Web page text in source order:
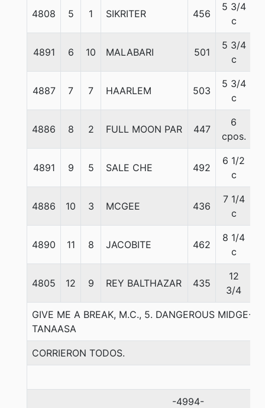
4808 5 1 SIKRITER 456
5 3/4
c
4891 6 10 MALABARI 501
5 3/4
c
4887 7 7 HAARLEM 503
5 3/4
c
4886 8 2 FULL MOON PAR 447
6
cpos.
4891 9 5 SALE CHE 492
6 1/2
c
4886 10 3 MCGEE 436
7 1/4
c
4890 11 8 JACOBITE 462
8 1/4
c
4805 12 9 REY BALTHAZAR 435
12
3/4
GIVE ME A BREAK, M.C., 5. DANGEROUS MIDGE-
TANAASA
CORRIERON TODOS.
-4994-